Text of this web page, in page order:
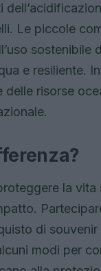
Le piccole
sostenibile
e resiliente.
risorse
la vita
di
modi per